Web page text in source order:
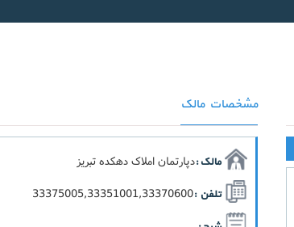
مشخصات مالک
مالک :دپارتمان املاک دهکده تبریز
تلفن :33375005,33351001,33370600